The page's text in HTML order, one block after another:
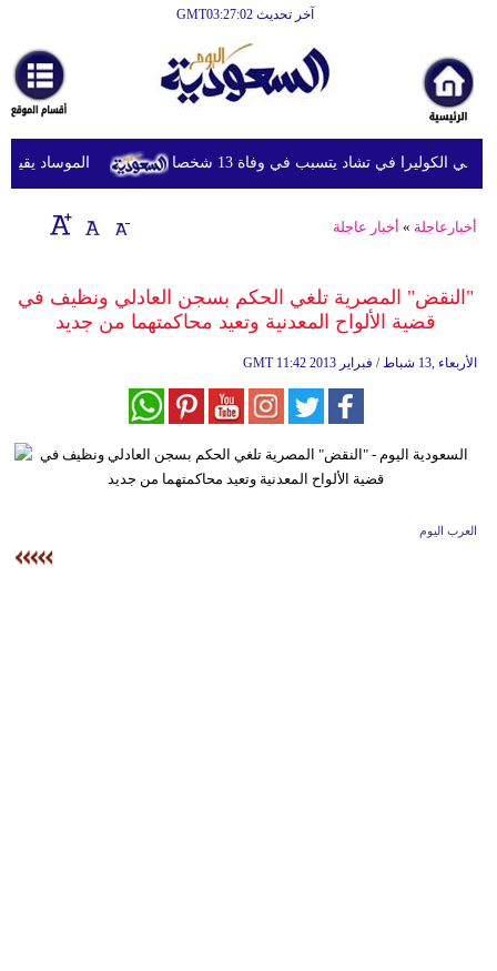
آخر تحديث GMT03:27:02
أخبارعاجلة
رياضة
ثقافة
إقتصاد
وموسيقى
ديكور
الموساد يقيل الكوليرا في تشاد يتسبب في وفاة 13 شخصا
أخبارعاجلة » أخبار عاجلة
"النقض" المصرية تلغي الحكم بسجن العادلي ونظيف في
قضية الألواح المعدنية وتعيد محاكمتهما من جديد‏
GMT 11:42 2013 الأربعاء ,13 شباط / فبراير
العرب اليوم